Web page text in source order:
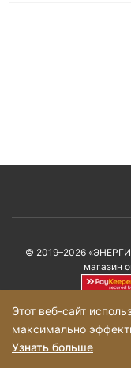
© 2019–2026
магазин
Этот веб-сайт
максимально
Узнать больше